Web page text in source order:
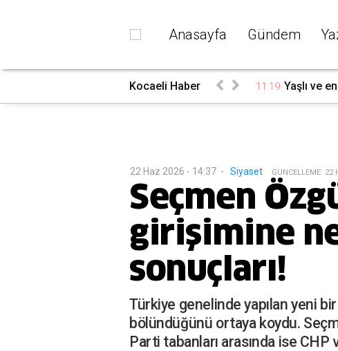
Anasayfa Gündem
Kocaeli Haber 11:19 Yaşlı ve
22 Haz 2026 - 14:37 - Siyaset GÜNCELLEME: 22
Seçmen
girişimine
sonuçları!
Türkiye genelinde yapılan yeni
bölündüğünü ortaya koydu.
Parti tabanları arasında ise